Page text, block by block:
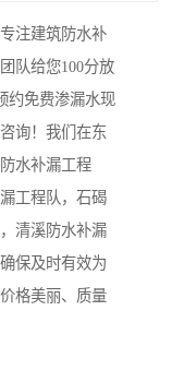
注建筑防水补
队给您100分放
约免费渗漏水现
询！我们在东
水补漏工程
工程队，石碣
清溪防水补漏
保及时有效为
格美丽、质量